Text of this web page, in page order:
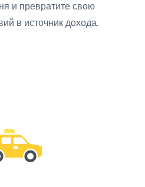
и превратите свою
в источник дохода.